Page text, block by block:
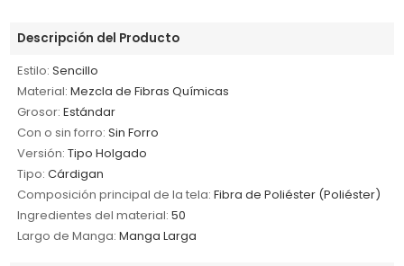
Descripción del Producto
Estilo: Sencillo
Material: Mezcla de Fibras Químicas
Grosor: Estándar
Con o sin forro: Sin Forro
Versión: Tipo Holgado
Tipo: Cárdigan
Composición principal de la tela: Fibra de Poliéster (Poliéster)
Ingredientes del material: 50
Largo de Manga: Manga Larga